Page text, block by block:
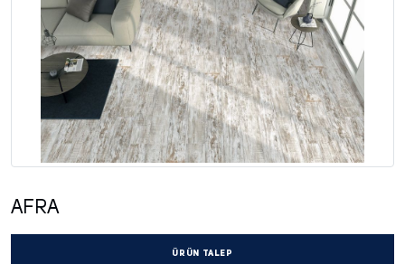
AFRA
ÜRÜN TALEP